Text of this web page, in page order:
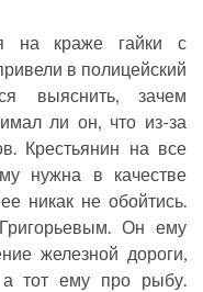
на краже гайки с
в полицейский
выяснить, зачем
ли он, что из-за
Крестьянин на все
нужна в качестве
никак не обойтись.
Он ему
железной дороги,
а тот ему про рыбу.